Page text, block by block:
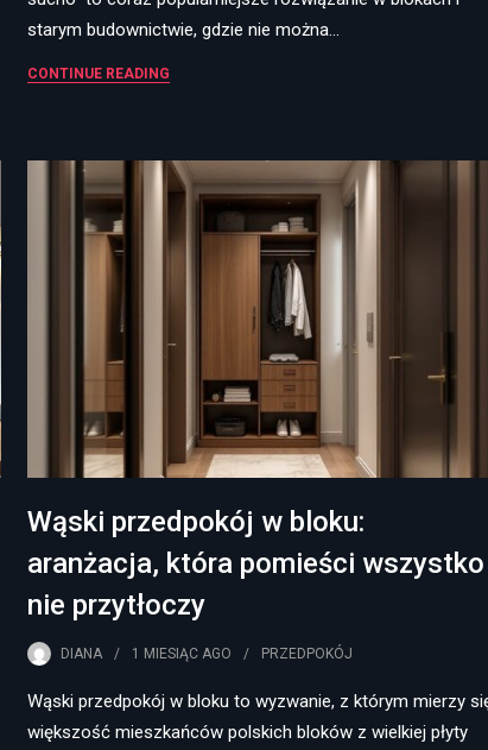
starym budownictwie, gdzie nie można…
CONTINUE READING
Wąski przedpokój w bloku:
aranżacja, która pomieści
nie przytłoczy
DIANA 1 MIESIĄCAGO PRZEDPOKÓJ
Wąski przedpokój w bloku to wyzwanie, z którym mierzy
większość mieszkańców polskich bloków z wielkiej płyty